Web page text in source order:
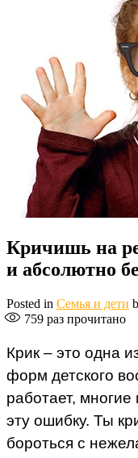
Кричишь на
и абсолютно
Posted in Семья и дети
759 раз прочитано
Крик – это одна
форм детского
работает,
эту ошибку. Ты
бороться с